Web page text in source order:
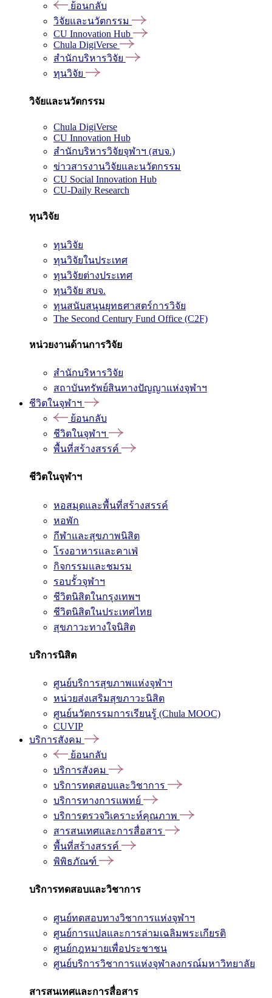
ย้อนกลับ
วิจัยและนวัตกรรม
CU Innovation Hub
Chula DigiVerse
สำนักบริหารวิจัย
ทุนวิจัย
วิจัยและนวัตกรรม
Chula DigiVerse
CU Innovation Hub
สำนักบริหารวิจัยจุฬาฯ (สบจ.)
ข่าวสารงานวิจัยและนวัตกรรม
CU Social Innovation Hub
CU-Daily Research
ทุนวิจัย
ทุนวิจัย
ทุนวิจัยในประเทศ
ทุนวิจัยต่างประเทศ
ทุนวิจัย สบจ.
ทุนสนับสนุนยุทธศาสตร์การวิจัย
The Second Century Fund Office (C2F)
หน่วยงานด้านการวิจัย
สำนักบริหารวิจัย
สถาบันทรัพย์สินทางปัญญาแห่งจุฬาฯ
ชีวิตในจุฬาฯ
ย้อนกลับ
ชีวิตในจุฬาฯ
พื้นที่สร้างสรรค์
ชีวิตในจุฬาฯ
หอสมุดและพื้นที่สร้างสรรค์
หอพัก
กีฬาและสุขภาพนิสิต
โรงอาหารและคาเฟ่
กิจกรรมและชมรม
รอบรั้วจุฬาฯ
ชีวิตนิสิตในกรุงเทพฯ
ชีวิตนิสิตในประเทศไทย
สุขภาวะทางใจนิสิต
บริการนิสิต
ศูนย์บริการสุขภาพแห่งจุฬาฯ
หน่วยส่งเสริมสุขภาวะนิสิต
ศูนย์นวัตกรรมการเรียนรู้ (Chula MOOC)
CUVIP
บริการสังคม
ย้อนกลับ
บริการสังคม
บริการทดสอบและวิชาการ
บริการทางการแพทย์
บริการตรวจวิเคราะห์คุณภาพ
สารสนเทศและการสื่อสาร
พื้นที่สร้างสรรค์
พิพิธภัณฑ์
บริการทดสอบและวิชาการ
ศูนย์ทดสอบทางวิชาการแห่งจุฬาฯ
ศูนย์การแปลและการล่ามเฉลิมพระเกียรติ
ศูนย์กฎหมายเพื่อประชาชน
ศูนย์บริการวิชาการแห่งจุฬาลงกรณ์มหาวิทยาลัย
สารสนเทศและการสื่อสาร